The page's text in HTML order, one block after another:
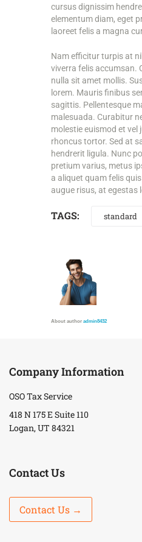
cursus dignissim
elementum diam, eget
laoreet felis a magna
Nam efficitur turpis at
viverra felis accumsan.
nulla sit amet mollis.
lorem. Mauris finibus
sagittis. Pellentesque
malesuada. Curabitur
molestie euismod et vel
rhoncus tortor. Sed at
hendrerit ligula. Nunc
pretium varius, metus
a aliquet quam felis
augue risus, at egestas
TAGS: standard
About author admin8432
Company Information
OSO Tax Service
418 N 175 E Suite 110
Logan, UT 84321
Contact Us
Contact Us →